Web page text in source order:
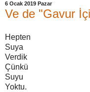
6 Ocak 2019 Pazar
Ve de "Gavur
Hepten
Suya
Verdik
Çünkü
Suyu
Yoktu.